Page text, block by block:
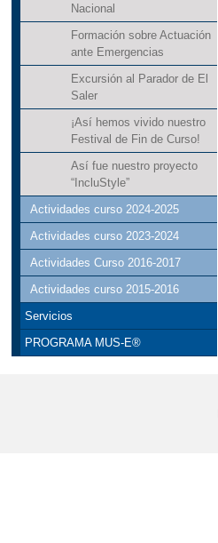
Nacional
Formación sobre Actuación
ante Emergencias
Excursión al Parador de El
Saler
¡Así hemos vivido nuestro
Festival de Fin de Curso!
Así fue nuestro proyecto
“IncluStyle”
Actividades curso 2024-2025
Actividades curso 2023-2024
Actividades Curso 2016-2017
Actividades curso 2015-2016
Servicios
PROGRAMA MUS-E®